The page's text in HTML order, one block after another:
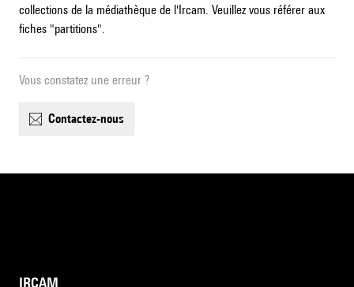
collections de la médiathèque de l'Ircam. Veuillez vous référer aux
fiches "partitions".
Vous constatez une erreur ?
contactez-nous
IRCAM